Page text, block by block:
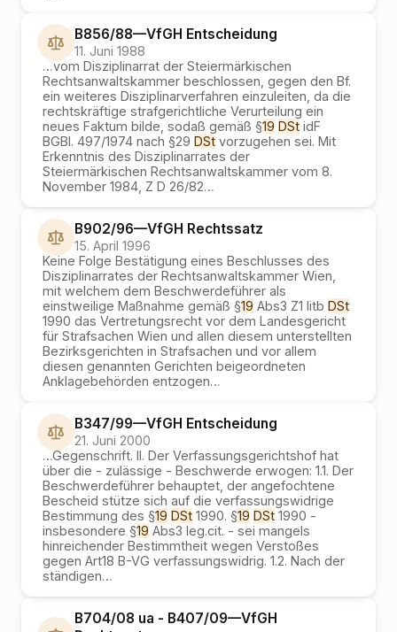
B856/88—VfGH Entscheidung
11. Juni 1988
…vom Disziplinarrat der Steiermärkischen
Rechtsanwaltskammer beschlossen, gegen den Bf.
ein weiteres Disziplinarverfahren einzuleiten, da die
rechtskräftige strafgerichtliche Verurteilung ein
neues Faktum bilde, sodaß gemäß §19 DSt idF
BGBl. 497/1974 nach §29 DSt vorzugehen sei. Mit
Erkenntnis des Disziplinarrates der
Steiermärkischen Rechtsanwaltskammer vom 8.
November 1984, Z D 26/82…
B902/96—VfGH Rechtssatz
15. April 1996
Keine Folge Bestätigung eines Beschlusses des
Disziplinarrates der Rechtsanwaltskammer Wien,
mit welchem dem Beschwerdeführer als
einstweilige Maßnahme gemäß §19 Abs3 Z1 litb DSt
1990 das Vertretungsrecht vor dem Landesgericht
für Strafsachen Wien und allen diesem unterstellten
Bezirksgerichten in Strafsachen und vor allem
diesen genannten Gerichten beigeordneten
Anklagebehörden entzogen…
B347/99—VfGH Entscheidung
21. Juni 2000
…Gegenschrift. II. Der Verfassungsgerichtshof hat
über die - zulässige - Beschwerde erwogen: 1.1. Der
Beschwerdeführer behauptet, der angefochtene
Bescheid stütze sich auf die verfassungswidrige
Bestimmung des §19 DSt 1990. §19 DSt 1990 -
insbesondere §19 Abs3 leg.cit. - sei mangels
hinreichender Bestimmtheit wegen Verstoßes
gegen Art18 B-VG verfassungswidrig. 1.2. Nach der
ständigen…
B704/08 ua - B407/09—VfGH